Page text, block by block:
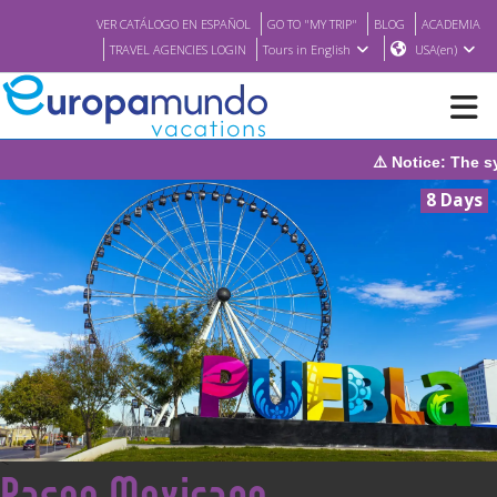
VER CATÁLOGO EN ESPAÑOL GO TO "MY TRIP" BLOG
ACADEMIA
TRAVEL AGENCIES LOGIN
Tours in English USA(en)
BROCHURE PDF
WHERE TO BUY
FEATURED
ABOUT US
⚠️ Notice: The system will
8 Days
<